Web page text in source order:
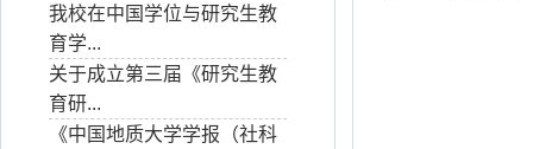
我校在中国学位与研究生教
育学...
关于成立第三届《研究生教
育研...
《中国地质大学学报（社科